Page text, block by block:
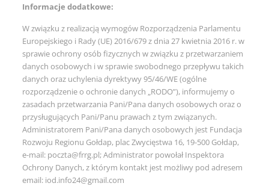
Informacje dodatkowe:
W związku z realizacją wymogów Rozporządzenia Parlamentu
Europejskiego i Rady (UE) 2016/679 z dnia 27 kwietnia 2016 r. w
sprawie ochrony osób fizycznych w związku z przetwarzaniem
danych osobowych i w sprawie swobodnego przepływu takich
danych oraz uchylenia dyrektywy 95/46/WE (ogólne
rozporządzenie o ochronie danych „RODO”), informujemy o
zasadach przetwarzania Pani/Pana danych osobowych oraz o
przysługujących Pani/Panu prawach z tym związanych.
Administratorem Pani/Pana danych osobowych jest Fundacja
Rozwoju Regionu Gołdap, plac Zwycięstwa 16, 19-500 Gołdap,
e-mail: poczta@frrg.pl; Administrator powołał Inspektora
Ochrony Danych, z którym kontakt jest możliwy pod adresem
email: iod.info24@gmail.com